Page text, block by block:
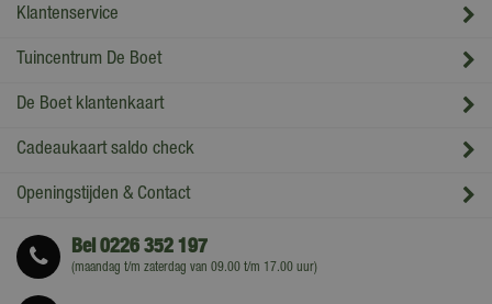
Klantenservice
Tuincentrum De Boet
De Boet klantenkaart
Cadeaukaart saldo check
Openingstijden & Contact
Bel0226 352 197
(maandag t/m zaterdag van 09.00 t/m 17.00 uur)